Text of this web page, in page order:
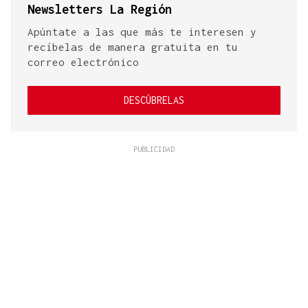
Newsletters La Región
Apúntate a las que más te interesen y
recíbelas de manera gratuita en tu
correo electrónico
DESCÚBRELAS